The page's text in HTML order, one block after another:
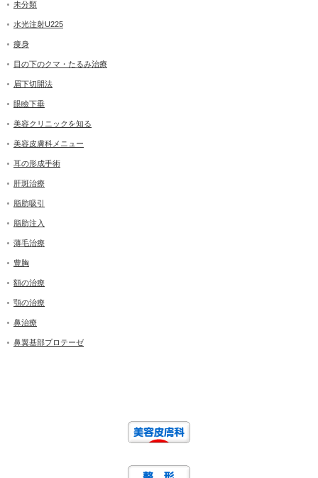
未分類
水光注射U225
痩身
目の下のクマ・たるみ治療
眉下切開法
眼瞼下垂
美容クリニックを知る
美容皮膚科メニュー
耳の形成手術
肝斑治療
脂肪吸引
脂肪注入
薄毛治療
豊胸
額の治療
顎の治療
鼻治療
鼻翼基部プロテーゼ